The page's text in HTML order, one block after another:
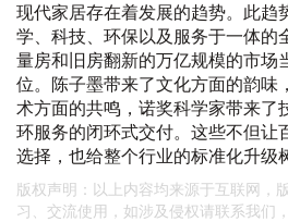
现代家居存在着发展的趋势。此趋
学、科技、环保以及服务于一体的
量房和旧房翻新的万亿规模的市场
位。陈子墨带来了文化方面的韵味
术方面的共鸣，诺奖科学家带来了
环服务的闭环式交付。这些不但让
选择，也给整个行业的标准化升级
版权声明：以上内容均来源于互联网，
习、交流使用，如涉及侵权请联系我们